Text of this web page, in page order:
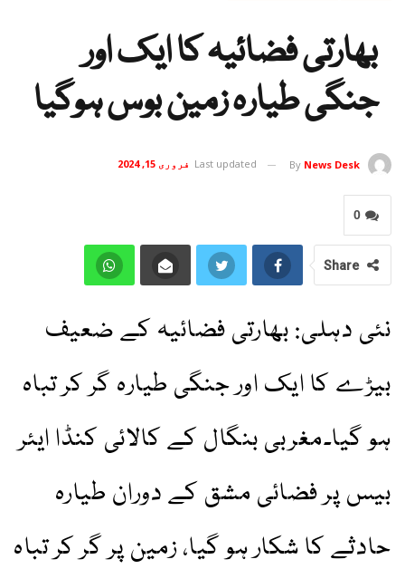
بھارتی فضائیہ کا ایک اور
جنگی طیارہ زمین بوس ہوگیا
By News Desk
Last updated فروری 15, 2024
0
Share
نئی دہلی: بھارتی فضائیہ کے ضعیف
بیڑے کا ایک اور جنگی طیارہ گر کر تباہ
ہو گیا۔مغربی بنگال کے کالائی کنڈا ایئر
بیس پر فضائی مشق کے دوران طیارہ
حادثے کا شکار ہو گیا، زمین پر گر کر تباہ